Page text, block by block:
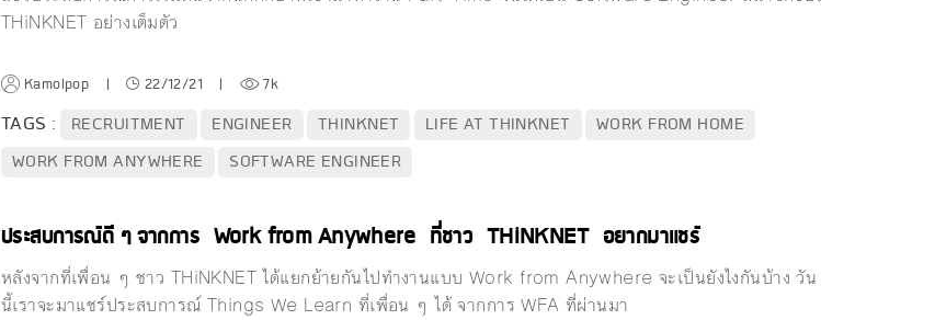
THiNKNET อย่างเต็มตัว
Kamolpop | 22/12/21 | 7k
TAGS : RECRUITMENT ENGINEER THINKNET LIFE AT THINKNET
WORK FROM HOME
WORK FROM ANYWHERE
SOFTWARE ENGINEER
ประสบการณ์ดี ๆ จากการ Work from Anywhere ที่ชาว THiNKNET อยากมาแชร์
หลังจากที่เพื่อน ๆ ชาว THiNKNET ได้แยกย้ายกันไปทำงานแบบ Work from Anywhere จะเป็นยังไงกันบ้าง วัน
นี้เราจะมาแชร์ประสบการณ์ Things We Learn ที่เพื่อน ๆ ได้ จากการ WFA ที่ผ่านมา